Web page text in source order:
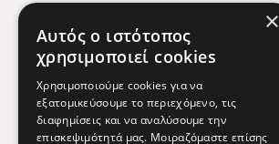
Χρήσιμα Τηλέφωνα
Εφημερεύοντα Φαρμακεία
×
Αυτός ο ιστότοπος
χρησιμοποιεί cookies
Χρησιμοποιούμε cookies για να
εξατομικεύσουμε το περιεχόμενο, τις
διαφημίσεις και να αναλύσουμε την
επισκεψιμότητά μας. Μοιραζόμαστε επίσης